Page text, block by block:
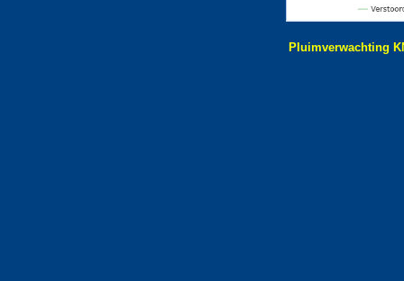
Pluimverwachting